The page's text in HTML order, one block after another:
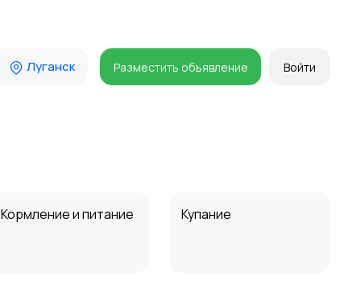
Луганск Разместить объявление Войти
Кормление и питание Купание